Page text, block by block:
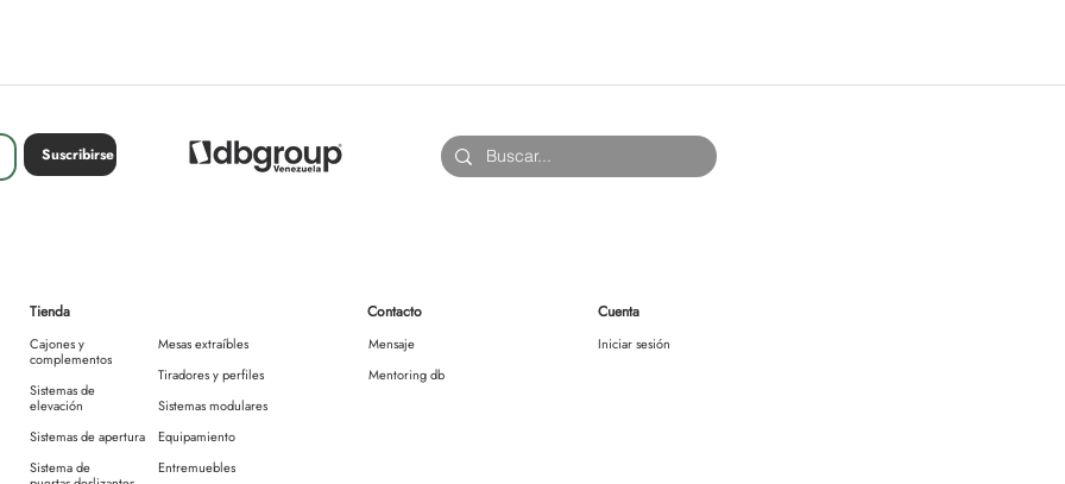
Suscribirse
Tienda
Cajones y
complementos
Sistemas de
elevación
Sistemas de apertura
Sistema de
Mesas extraíbles
Tiradores y perfiles
Sistemas modulares
Equipamiento
Entremuebles
Contacto
Mensaje
Mentoring db
Cuenta
Iniciar sesión